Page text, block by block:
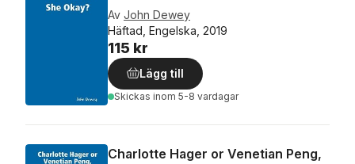
Av John Dewey
Häftad, Engelska, 2019
115 kr
Lägg till
Skickas inom 5-8 vardagar
Charlotte Hager or Venetian Peng,